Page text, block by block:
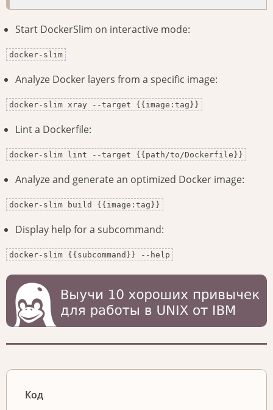
Start DockerSlim on interactive mode:
docker-slim
Analyze Docker layers from a specific image:
docker-slim xray --target {{image:tag}}
Lint a Dockerfile:
docker-slim lint --target {{path/to/Dockerfile}}
Analyze and generate an optimized Docker image:
docker-slim build {{image:tag}}
Display help for a subcommand:
docker-slim {{subcommand}} --help
Код